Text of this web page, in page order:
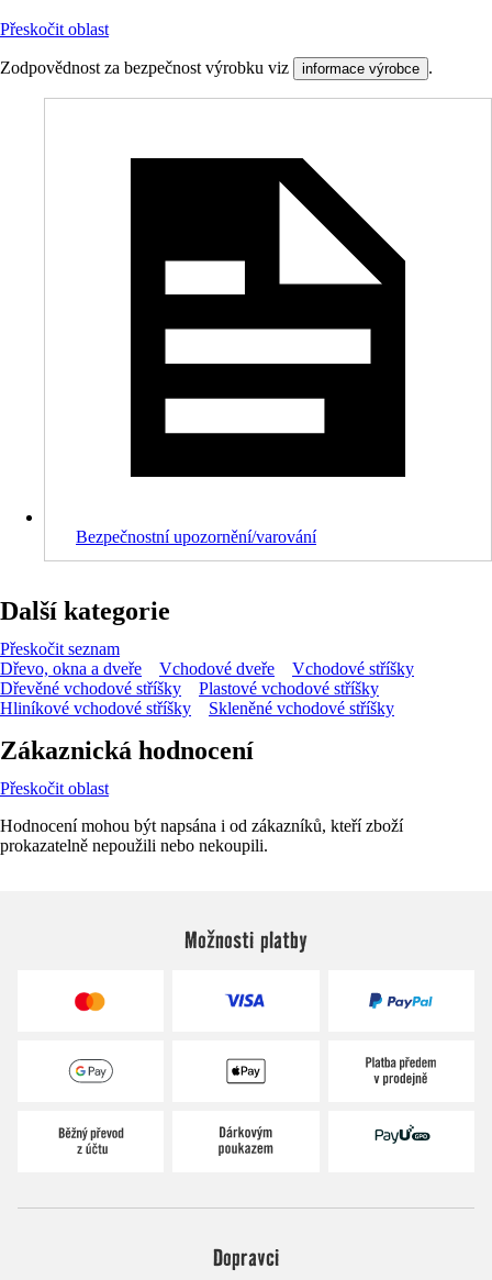
Přeskočit oblast
Zodpovědnost za bezpečnost výrobku viz informace výrobce .
Bezpečnostní upozornění/varování
Další kategorie
Přeskočit seznam
Dřevo, okna a dveře
Vchodové dveře
Vchodové stříšky
Dřevěné vchodové stříšky
Plastové vchodové stříšky
Hliníkové vchodové stříšky
Skleněné vchodové stříšky
Zákaznická hodnocení
Přeskočit oblast
Hodnocení mohou být napsána i od zákazníků, kteří zboží
prokazatelně nepoužili nebo nekoupili.
Možnosti platby
Dopravci